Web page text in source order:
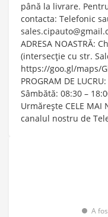
până la livrare.
contacta: Telefonic
ADRESA NOASTRĂ:
(intersecție cu str.
https://goo.gl/maps/
PROGRAM DE
Sâmbătă: 08:30 –
Urmărește CELE MAI
canalul nostru de
A